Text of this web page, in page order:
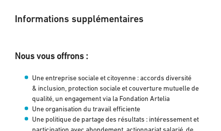
Informations supplémentaires
Nous vous offrons :
Une entreprise sociale et citoyenne : accords diversité
& inclusion, protection sociale et couverture mutuelle de
qualité, un engagement via la Fondation Artelia
Une organisation du travail efficiente
Une politique de partage des résultats : intéressement et